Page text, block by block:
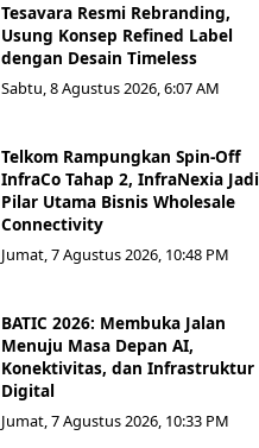
Tesavara Resmi Rebranding,
Usung Konsep Refined Label
dengan Desain Timeless
Sabtu, 8 Agustus 2026, 6:07 AM
Telkom Rampungkan Spin-Off
InfraCo Tahap 2, InfraNexia Jadi
Pilar Utama Bisnis Wholesale
Connectivity
Jumat, 7 Agustus 2026, 10:48 PM
BATIC 2026: Membuka Jalan
Menuju Masa Depan AI,
Konektivitas, dan Infrastruktur
Digital
Jumat, 7 Agustus 2026, 10:33 PM